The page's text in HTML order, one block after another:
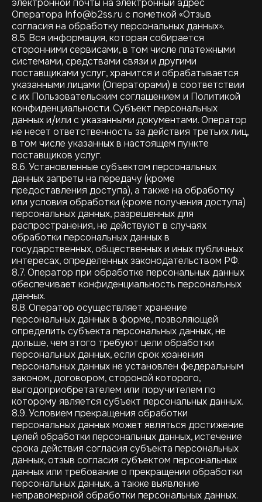
электронной почты на электронный адрес
Оператора Info@b2ss.ru с пометкой «Отзыв
согласия на обработку персональных данных».
8.5. Вся информация, которая собирается
сторонними сервисами, в том числе платежными
системами, средствами связи и другими
поставщиками услуг, хранится и обрабатывается
указанными лицами (Операторами) в соответствии
с их Пользовательским соглашением и Политикой
конфиденциальности. Субъект персональных
данных и/или с указанными документами. Оператор
не несет ответственность за действия третьих лиц,
в том числе указанных в настоящем пункте
поставщиков услуг.
8.6. Установленные субъектом персональных
данных запреты на передачу (кроме
предоставления доступа), а также на обработку
или условия обработки (кроме получения доступа)
персональных данных, разрешенных для
распространения, не действуют в случаях
обработки персональных данных в
государственных, общественных и иных публичных
интересах, определенных законодательством РФ.
8.7. Оператор при обработке персональных данных
обеспечивает конфиденциальность персональных
данных.
8.8. Оператор осуществляет хранение
персональных данных в форме, позволяющей
определить субъекта персональных данных, не
дольше, чем этого требуют цели обработки
персональных данных, если срок хранения
персональных данных не установлен федеральным
законом, договором, стороной которого,
выгодоприобретателем или поручителем по
которому является субъект персональных данных.
8.9. Условием прекращения обработки
персональных данных может являться достижение
целей обработки персональных данных, истечение
срока действия согласия субъекта персональных
данных, отзыв согласия субъектом персональных
данных или требование о прекращении обработки
персональных данных, а также выявление
неправомерной обработки персональных данных.